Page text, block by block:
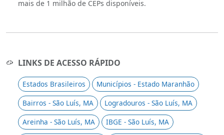
mais de 1 milhão de CEPs disponíveis.
LINKS DE ACESSO RÁPIDO
Estados Brasileiros
Municípios - Estado Maranhão
Bairros - São Luís, MA
Logradouros - São Luís, MA
Areinha - São Luís, MA
IBGE - São Luís, MA